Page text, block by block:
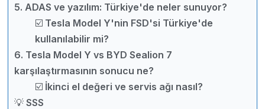
5. ADAS ve yazılım: Türkiye'de neler sunuyor?
☑️ Tesla Model Y'nin FSD'si Türkiye'de
kullanılabilir mi?
6. Tesla Model Y vs BYD Sealion 7
karşılaştırmasının sonucu ne?
☑️ İkinci el değeri ve servis ağı nasıl?
💡 SSS